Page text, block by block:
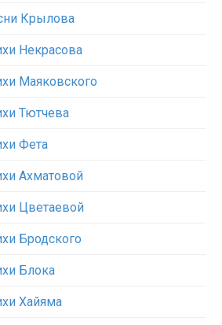
Крылова
Некрасова
Маяковского
Тютчева
Фета
Ахматовой
Цветаевой
Бродского
Блока
Хайяма